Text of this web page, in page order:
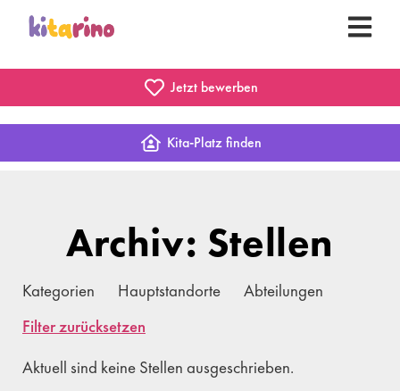
Jetzt bewerben
Kita-Platz finden
Archiv: Stellen
Kategorien Hauptstandorte
Abteilungen
Filter zurücksetzen
Aktuell sind keine Stellen ausgeschrieben.